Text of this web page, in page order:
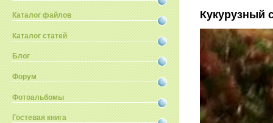
Каталог файлов
Каталог статей
Блог
Форум
Фотоальбомы
Гостевая книга
Кукурузный